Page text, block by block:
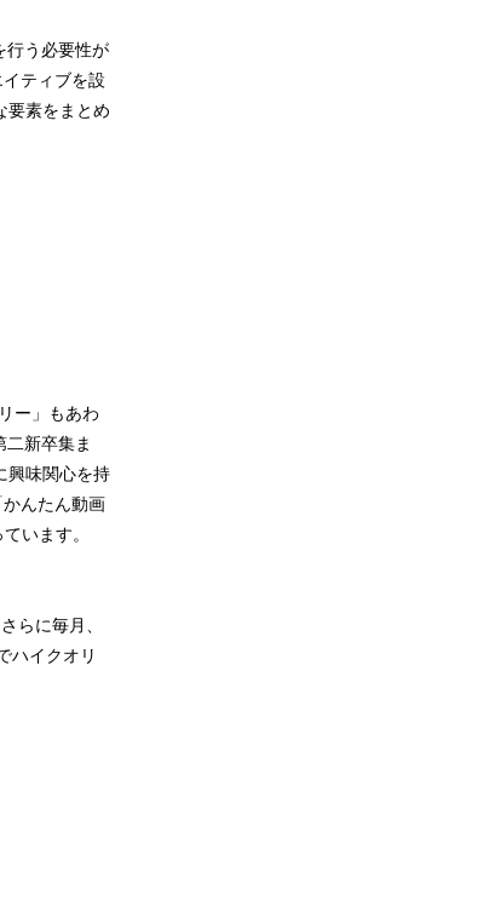
行う必要性が
ティブを設
要素をまとめ
ー」もあわ
新卒集ま
興味関心を持
んたん動画
います。
らに毎月、
ハイクオリ